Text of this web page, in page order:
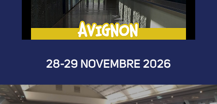
28-29 NOVEMBRE 2026